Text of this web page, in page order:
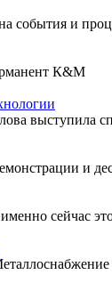
события и
К&М
выступила
и
сейчас